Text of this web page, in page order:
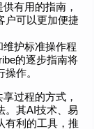
有用的指南，
户可以更加便捷
护标准操作程
的逐步指南将
作。
过程的方式，
。其AI技术、易
有利的工具，推